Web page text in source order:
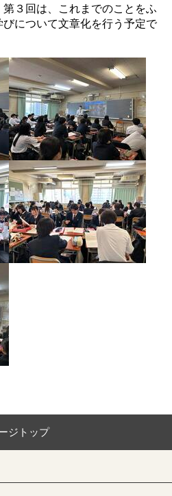
３回は、これまでのことをふ
について文章化を行う予定で
ジトップ